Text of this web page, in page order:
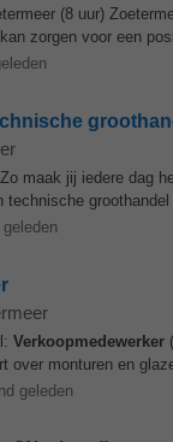
(8 uur)
zorgen voor een
maak jij iedere dag
Verkoopmedewerker
over monturen en
geleden